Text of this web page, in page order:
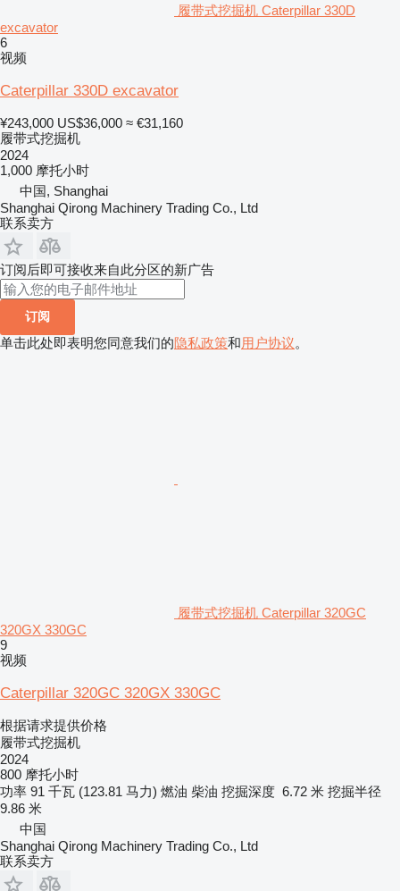
履带式挖掘机 Caterpillar 330D
excavator
6
视频
Caterpillar 330D excavator
¥243,000 US$36,000 ≈ €31,160
履带式挖掘机
2024
1,000 摩托小时
中国, Shanghai
Shanghai Qirong Machinery Trading Co., Ltd
联系卖方
订阅后即可接收来自此分区的新广告
订阅
单击此处即表明您同意我们的隐私政策和用户协议。
履带式挖掘机 Caterpillar 320GC
320GX 330GC
9
视频
Caterpillar 320GC 320GX 330GC
根据请求提供价格
履带式挖掘机
2024
800 摩托小时
功率 91 千瓦 (123.81 马力) 燃油 柴油 挖掘深度 6.72 米 挖掘半径
9.86 米
中国
Shanghai Qirong Machinery Trading Co., Ltd
联系卖方